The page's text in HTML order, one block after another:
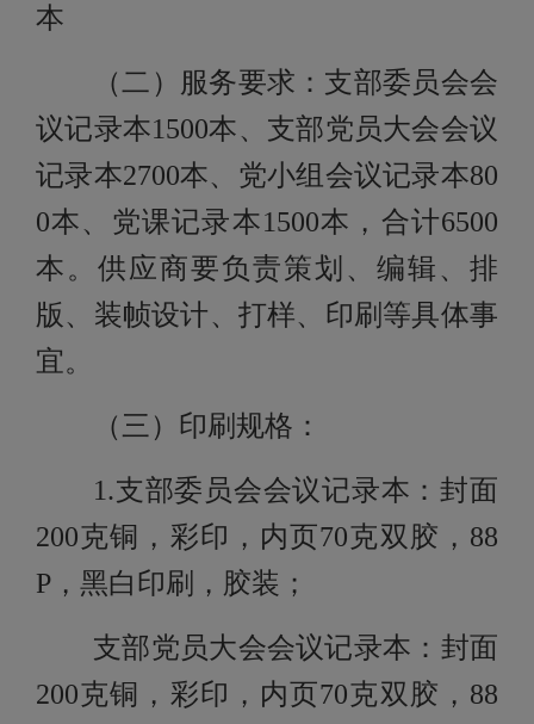
本
（二）服务要求：支部委员会会
议记录本1500本、支部党员大会会议
记录本2700本、党小组会议记录本80
0本、党课记录本1500本，合计6500
本。供应商要负责策划、编辑、排
版、装帧设计、打样、印刷等具体事
宜。
（三）印刷规格：
1.支部委员会会议记录本：封面
200克铜，彩印，内页70克双胶，88
P，黑白印刷，胶装；
支部党员大会会议记录本：封面
200克铜，彩印，内页70克双胶，88